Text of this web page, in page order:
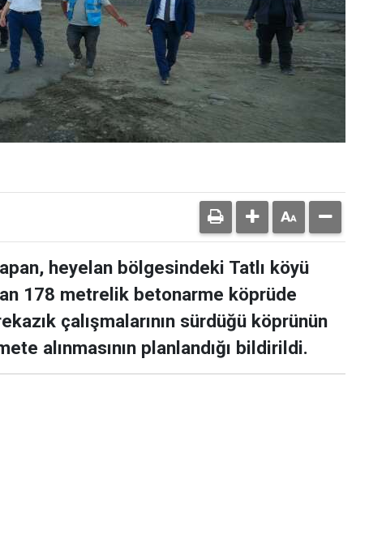
heyelan bölgesindeki Tatlı köyü
178 metrelik betonarme köprüde
çalışmalarının sürdüğü köprünün
alınmasının planlandığı bildirildi.